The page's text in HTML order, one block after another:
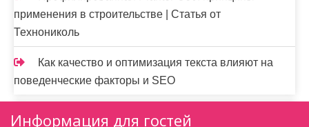
применения в строительстве | Статья от
Технониколь
Как качество и оптимизация текста влияют на
поведенческие факторы и SEO
Информация для гостей